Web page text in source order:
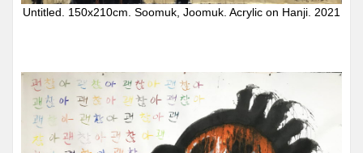
Untitled. 150x210cm. Soomuk, Joomuk. Acrylic on Hanji. 2021